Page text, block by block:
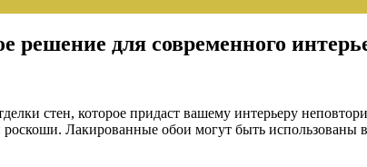
для современного
стен, которое придаст вашему интерьеру
роскоши. Лакированные обои могут быть